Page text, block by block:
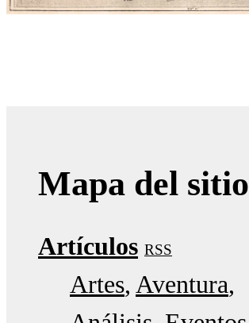
Mapa del sitio
Artículos RSS
Artes Aventura